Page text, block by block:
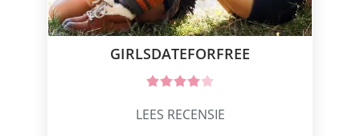
GIRLSDATEFORFREE
LEES RECENSIE